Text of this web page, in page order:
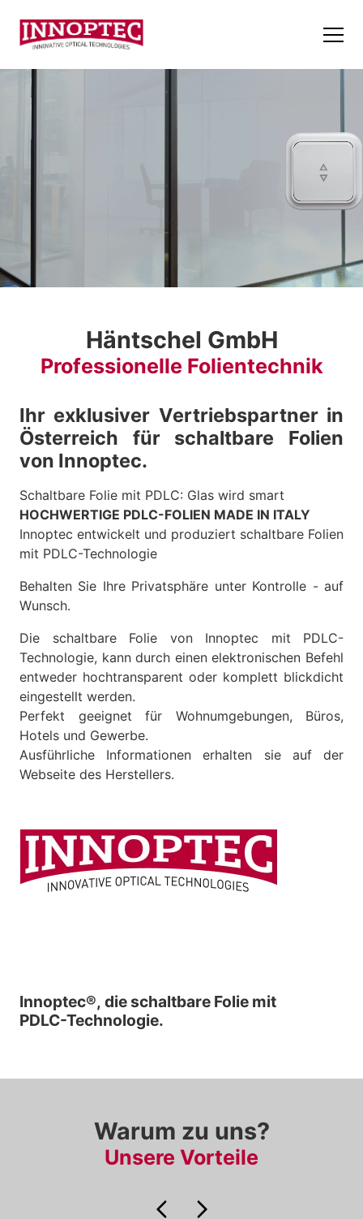
Häntschel GmbH
Professionelle Folientechnik
Ihr exklusiver Vertriebspartner in
Österreich für schaltbare Folien
von Innoptec.
Schaltbare Folie mit PDLC: Glas wird smart
HOCHWERTIGE PDLC-FOLIEN MADE IN ITALY
Innoptec entwickelt und produziert schaltbare Folien
mit PDLC-Technologie
Behalten Sie Ihre Privatsphäre unter Kontrolle - auf
Wunsch.
Die schaltbare Folie von Innoptec mit PDLC-
Technologie, kann durch einen elektronischen Befehl
entweder hochtransparent oder komplett blickdicht
eingestellt werden.
Perfekt geeignet für Wohnumgebungen, Büros,
Hotels und Gewerbe.
Ausführliche Informationen erhalten sie auf der
Webseite des Herstellers.
Innoptec®, die schaltbare Folie mit
PDLC-Technologie.
Warum zu uns?
Unsere Vorteile